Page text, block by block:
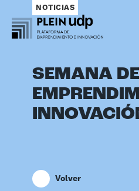
NOTICIAS
SEMANA
Volver